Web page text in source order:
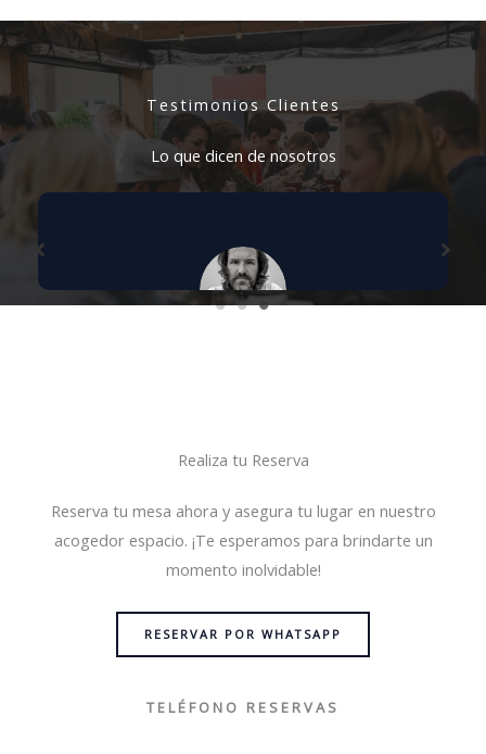
Testimonios Clientes
Lo que dicen de nosotros
siempre frescos y bien preparados. El
amable. Definitivamente, mi lugar favorito
para desayunar y pasar el rato con amigos.
Realiza tu Reserva
Reserva tu mesa ahora y asegura tu lugar en nuestro
acogedor espacio. ¡Te esperamos para brindarte un
momento inolvidable!
RESERVAR POR WHATSAPP
TELÉFONO RESERVAS